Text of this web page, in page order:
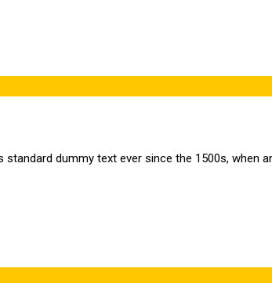
dummy text ever since the 1500s, when